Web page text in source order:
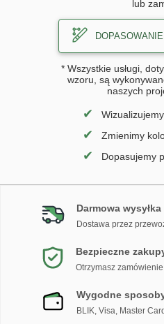
lub
* Wszystkie usługi,
wzoru, są
naszych
✔
✔ Zmienimy
✔ Dopasujemy
Darmowa
Dostawa przez
Bezpieczne
Otrzymasz
Wygodne
BLIK, Visa, Master